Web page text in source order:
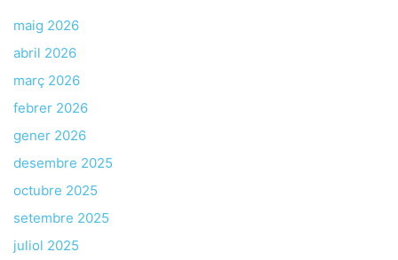
maig 2026
abril 2026
març 2026
febrer 2026
gener 2026
desembre 2025
octubre 2025
setembre 2025
juliol 2025